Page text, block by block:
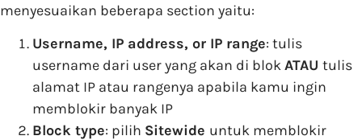
menyesuaikan beberapa section yaitu:
Username, IP address, or IP range: tulis
username dari user yang akan di blokATAU tulis
alamat IP atau rangenya apabila kamu ingin
memblokir banyak IP
Block type: pilih Sitewide untuk memblokir